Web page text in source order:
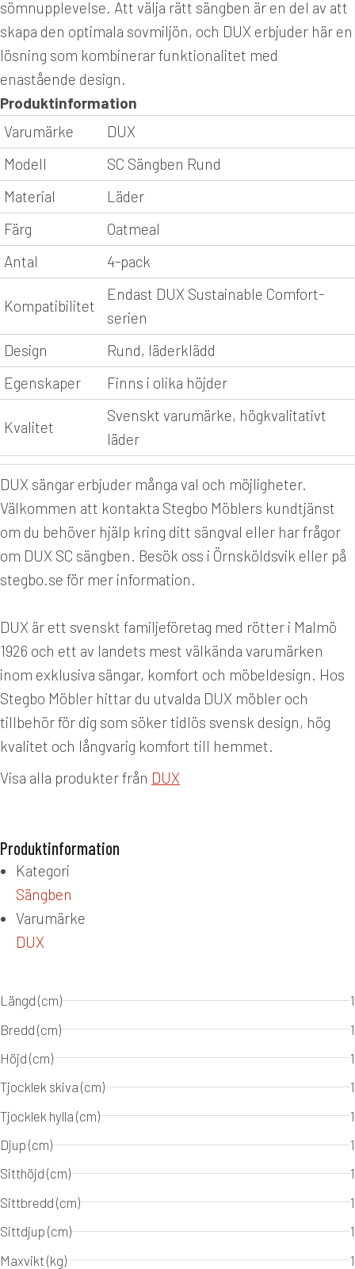
sömnupplevelse. Att välja rätt sängben är en del av att
skapa den optimala sovmiljön, och DUX erbjuder här en
lösning som kombinerar funktionalitet med
enastående design.
Produktinformation
Varumärke
DUX
Modell
SC Sängben Rund
Material
Läder
Färg
Oatmeal
Antal
4-pack
Kompatibilitet
Endast DUX Sustainable Comfort-
serien
Design
Rund, läderklädd
Egenskaper
Finns i olika höjder
Kvalitet
Svenskt varumärke, högkvalitativt
läder
DUX sängar erbjuder många val och möjligheter.
Välkommen att kontakta Stegbo Möblers kundtjänst
om du behöver hjälp kring ditt sängval eller har frågor
om DUX SC sängben. Besök oss i Örnsköldsvik eller på
stegbo.se för mer information.
DUX är ett svenskt familjeföretag med rötter i Malmö
1926 och ett av landets mest välkända varumärken
inom exklusiva sängar, komfort och möbeldesign. Hos
Stegbo Möbler hittar du utvalda DUX möbler och
tillbehör för dig som söker tidlös svensk design, hög
kvalitet och långvarig komfort till hemmet.
Visa alla produkter från DUX
Produktinformation
Kategori
Sängben
Varumärke
DUX
Längd (cm)
1
Bredd (cm)
1
Höjd (cm)
1
Tjocklek skiva (cm)
1
Tjocklek hylla (cm)
1
Djup (cm)
1
Sitthöjd (cm)
1
Sittbredd (cm)
1
Sittdjup (cm)
1
Maxvikt (kg)
1